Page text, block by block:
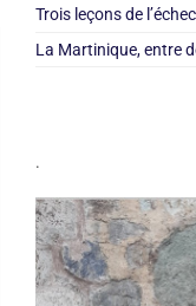
Trois leçons de
La Martinique, entre
.